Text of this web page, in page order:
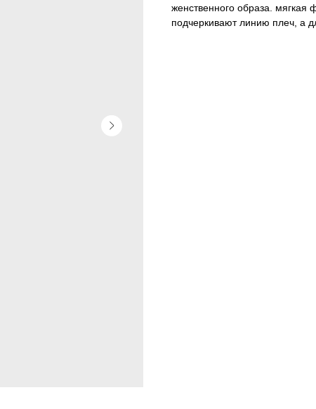
женственного образа. мягкая
подчеркивают линию плеч, а